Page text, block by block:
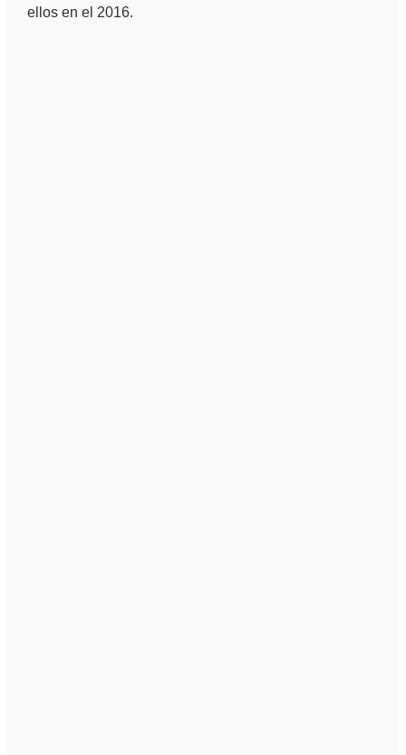
ellos en el 2016.